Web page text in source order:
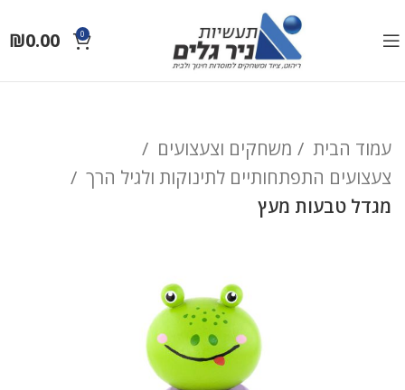
0
₪0.00
עמוד הבית
משחקים וצעצועים
צעצועים התפתחותיים לתינוקות ולגיל הרך
מגדל טבעות מעץ